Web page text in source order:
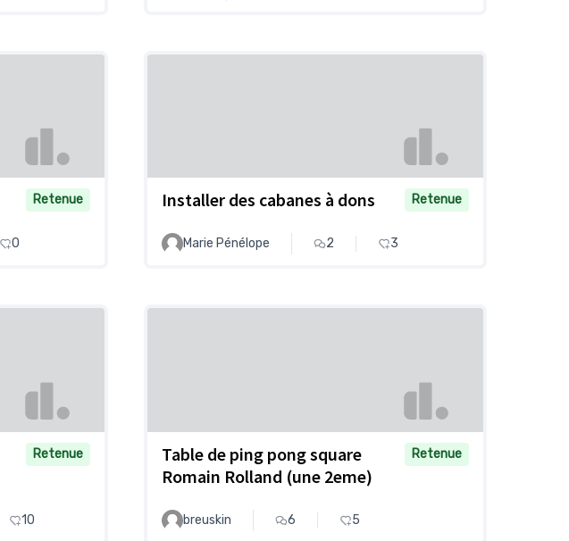
Retenue
0
Installer des cabanes à dons Retenue
Marie Pénélope 2 3
Retenue
10
Table de ping pong square
Romain Rolland (une 2eme)
Retenue
breuskin 6 5